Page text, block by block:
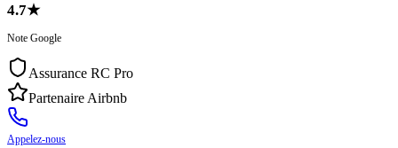
4.7★
Note Google
Assurance RC Pro
Partenaire Airbnb
Appelez-nous